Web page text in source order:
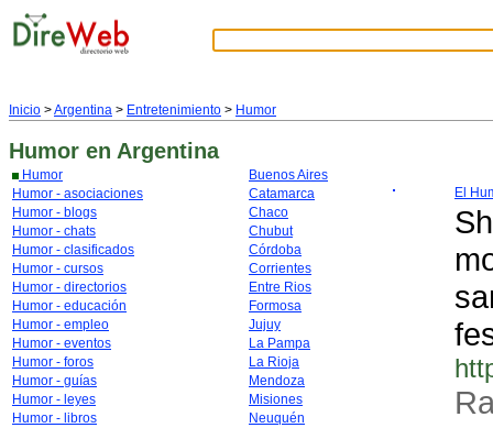
Inicio >Argentina > Entretenimiento > Humor
Humor en Argentina
Humor
Humor - asociaciones
Humor - blogs
Humor - chats
Humor - clasificados
Humor - cursos
Humor - directorios
Humor - educación
Humor - empleo
Humor - eventos
Humor - foros
Humor - guías
Humor - leyes
Humor - libros
Buenos Aires
Catamarca
Chaco
Chubut
Córdoba
Corrientes
Entre Rios
Formosa
Jujuy
La Pampa
La Rioja
Mendoza
Misiones
Neuquén
El